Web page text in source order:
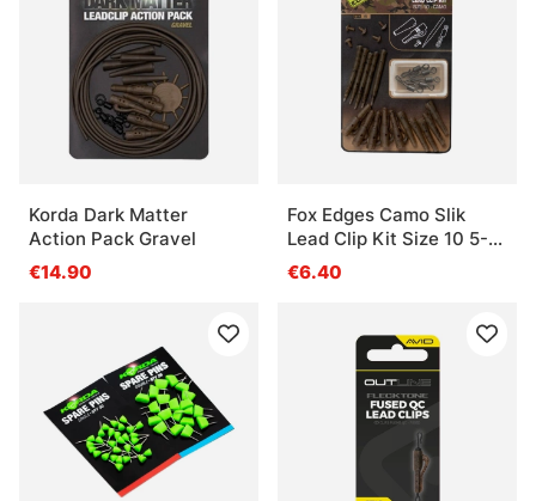
Korda Dark Matter
Action Pack Gravel
€14.90
Fox Edges Camo Slik
Lead Clip Kit Size 10 5-
pack
€6.40